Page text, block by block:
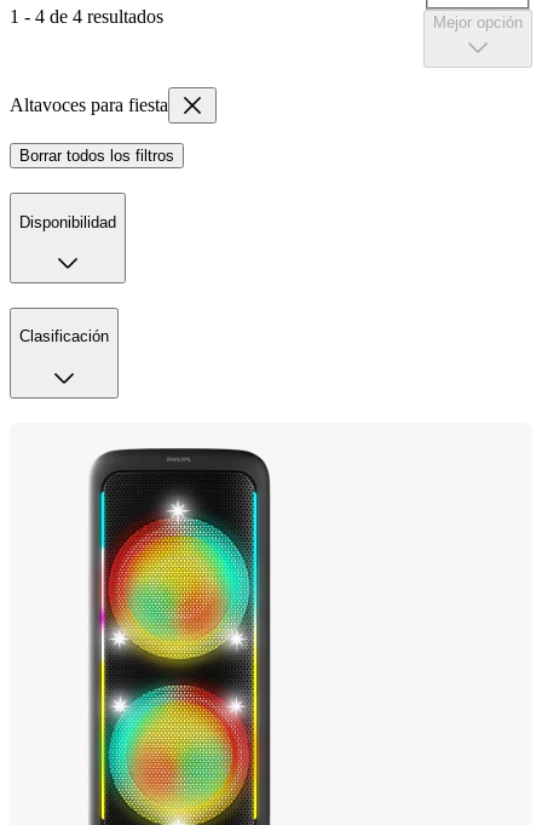
1 - 4 de 4 resultados Mejor opción
Altavoces para fiesta
Borrar todos los filtros
Disponibilidad
Clasificación